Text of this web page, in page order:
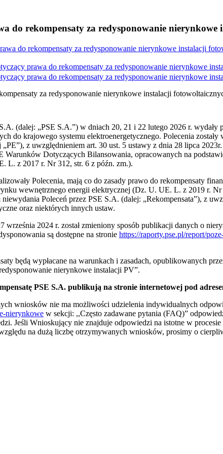
do rekompensaty za redysponowanie
do rekompensaty za redysponowanie nierynkowe instalacji
prawa do rekompensaty za redysponowanie nierynkowe
prawa do rekompensaty za redysponowanie nierynkowe
za redysponowanie nierynkowe instalacji
(dalej: „PSE S.A.”) w dniach 20, 21 i 22 lutego 2026 r.
do krajowego systemu elektroenergetycznego. Polecenia
z uwzględnieniem art. 30 ust. 5 ustawy z dnia 28 lipca
Warunków Dotyczących Bilansowania, opracowanych na
L. z 2017 r. Nr 312, str. 6 z późn. zm.).
Polecenia, mają co do zasady prawo do rekompensaty
wewnętrznego energii elektrycznej (Dz. U. UE. L. z 2019 r.
Poleceń przez PSE S.A. (dalej: „Rekompensata”), z
oraz niektórych innych ustaw.
września 2024 r. został zmieniony sposób publikacji danych o
są dostępne na stronie https://raporty.pse.pl/report/
będą wypłacane na warunkach i zasadach, opublikowanych
nierynkowe instalacji PV”.
PSE S.A. publikują na stronie internetowej pod
wniosków nie ma możliwości udzielenia indywidualnych
nierynkowe w sekcji: ,,Często zadawane pytania (FAQ)”
Jeśli Wnioskujący nie znajduje odpowiedzi na istotne w
na dużą liczbę otrzymywanych wniosków, prosimy o